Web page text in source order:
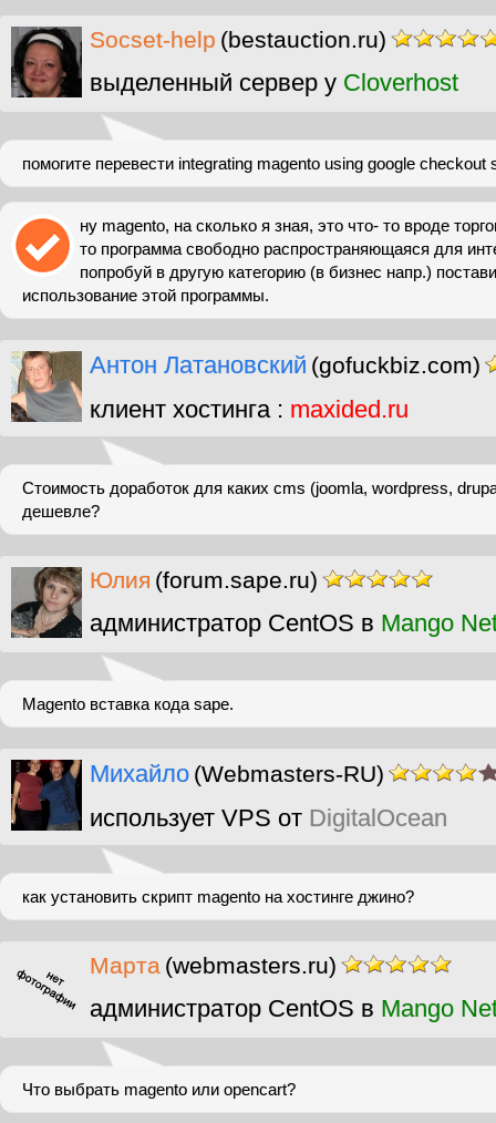
Socset-help (bestauction.ru)
выделенный сервер у Cloverhost
помогите перевести integrating magento using google checkout
ну magento, на сколько я зная, это что- то вроде
то программа свободно распространяющаяся для
попробуй в другую категорию (в бизнес напр.)
использование этой программы.
Антон Латановский (gofuckbiz.com)
клиент хостинга : maxided.ru
Стоимость доработок для каких cms (joomla, wordpress,
дешевле?
Юлия (forum.sape.ru)
администратор CentOS в Mango
Magento вставка кода sape.
Михайло (Webmasters-RU)
использует VPS от DigitalOcean
как установить скрипт magento на хостинге джино?
Марта (webmasters.ru)
администратор CentOS в Mango
Что выбрать magento или opencart?